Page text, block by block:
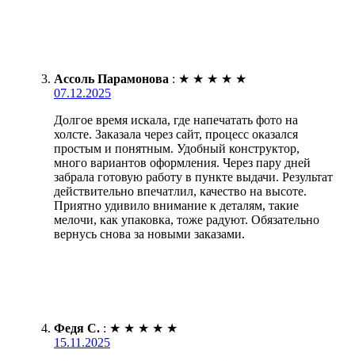
Ассоль Парамонова : ★ ★ ★ ★ ★
07.12.2025
Долгое время искала, где напечатать фото на
холсте. Заказала через сайт, процесс оказался
простым и понятным. Удобный конструктор,
много вариантов оформления. Через пару дней
забрала готовую работу в пункте выдачи. Результат
действительно впечатлил, качество на высоте.
Приятно удивило внимание к деталям, такие
мелочи, как упаковка, тоже радуют. Обязательно
вернусь снова за новыми заказами.
Федя С. : ★ ★ ★ ★ ★
15.11.2025